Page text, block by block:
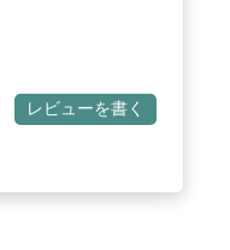
レビューを書く